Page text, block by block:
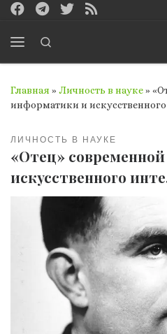
Перейти к содержимому
Главная » Личность в науке»
информатики и
ЛИЧНОСТЬ В НАУКЕ
«Отец»
искусственного